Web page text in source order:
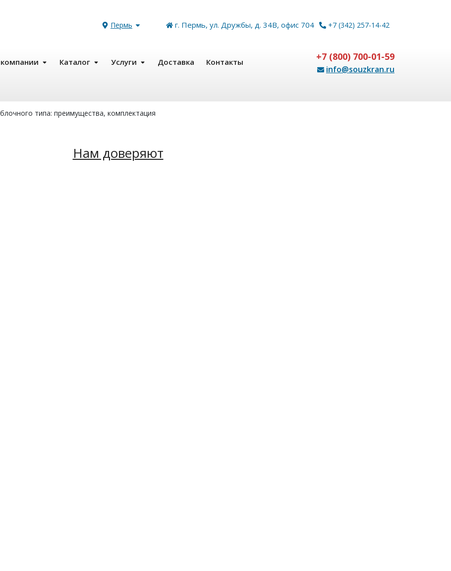
Пермь г. Пермь, ул. Дружбы, д. 34В, офис 704 +7 (342) 257-14-42
Каталог Услуги Доставка Контакты +7 (800) 700-01-59
info@souzkran.ru
типа: преимущества, комплектация
Нам доверяют